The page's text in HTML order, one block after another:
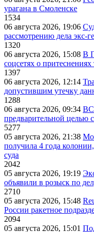
урагана в Смоленске
1534
06 августа 2026, 19:06
рассмотрению дела
1320
06 августа 2026, 15:08 В
соцсетях о
1397
06 августа 2026, 12:14
допустившим утечку
1288
06 августа 2026, 09:34
предварительной
5277
05 августа 2026, 21:38
получила 4 года
суда
2042
05 августа 2026, 19:19
объявили в розыск по
2710
05 августа 2026, 15:48
России ракетное
2094
05 августа 2026, 15:01